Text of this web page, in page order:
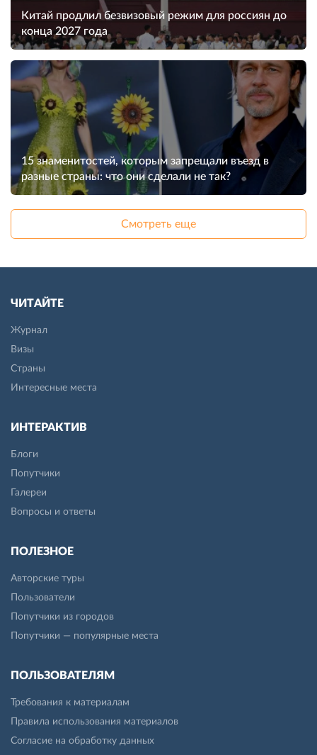
Китай продлил безвизовый режим для россиян до
конца 2027 года
15 знаменитостей, которым запрещали въезд в
разные страны: что они сделали не так?
Смотреть еще
ЧИТАЙТЕ
Журнал
Визы
Страны
Интересные места
ИНТЕРАКТИВ
Блоги
Попутчики
Галереи
Вопросы и ответы
ПОЛЕЗНОЕ
Авторские туры
Пользователи
Попутчики из городов
Попутчики — популярные места
ПОЛЬЗОВАТЕЛЯМ
Требования к материалам
Правила использования материалов
Согласие на обработку данных